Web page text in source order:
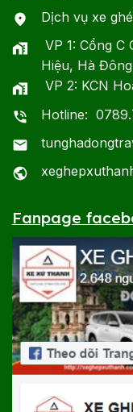
Dịch vụ xe
VP 1: Cổng C
Hiệu, Hà Đông
VP 2: KCN
Hotline:
Fanpage